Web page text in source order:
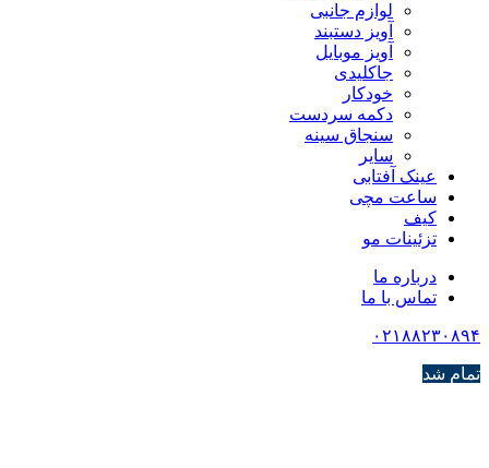
لوازم جانبی
آویز دستبند
آویز موبایل
جاکلیدی
خودکار
دکمه سردست
سنجاق سینه
سایر
عینک آفتابی
ساعت مچی
کیف
تزئینات مو
درباره ما
تماس با ما
۰۲۱۸۸۲۳۰۸۹۴
تمام شد